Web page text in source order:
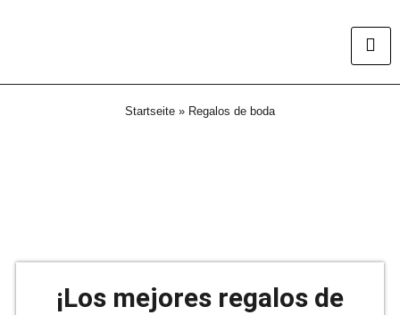
Startseite » Regalos de boda
¡Los mejores regalos de